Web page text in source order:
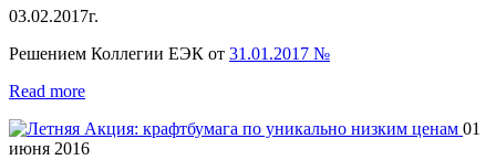
03.02.2017г.
Решением Коллегии ЕЭК от 31.01.2017 №
Read more
01
июня 2016